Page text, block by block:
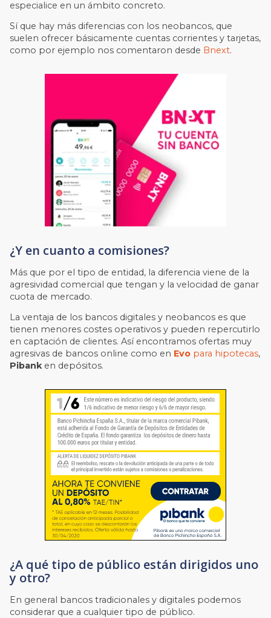
especialice en un ámbito concreto.
Sí que hay más diferencias con los neobancos, que
suelen ofrecer básicamente cuentas corrientes y tarjetas,
como por ejemplo nos comentaron desde Bnext.
¿Y en cuanto a comisiones?
Más que por el tipo de entidad, la diferencia viene de la
agresividad comercial que tengan y la velocidad de ganar
cuota de mercado.
La ventaja de los bancos digitales y neobancos es que
tienen menores costes operativos y pueden repercutirlo
en captación de clientes. Así encontramos ofertas muy
agresivas de bancos online como en Evo para hipotecas,
Pibanken depósitos.
¿A qué tipo de público están dirigidos uno
y otro?
En general bancos tradicionales y digitales podemos
considerar que a cualquier tipo de público.